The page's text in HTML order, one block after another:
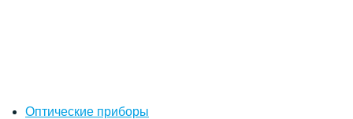
Оптические приборы